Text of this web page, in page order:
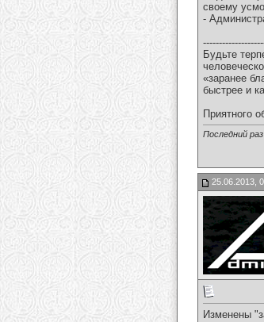
своему
-
Будьте
«заранее
быстрее и
Приятного
Последний
25.06.2013,
Изменены